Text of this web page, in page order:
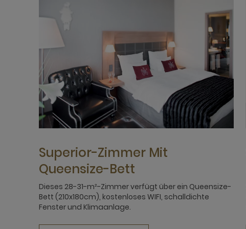
Superior-Zimmer Mit
Queensize-Bett
Dieses 28-31-m²-Zimmer verfügt über ein Queensize-
Bett (210x180cm), kostenloses WIFI, schalldichte
Fenster und Klimaanlage.